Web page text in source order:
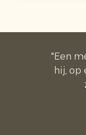
"Een
hij, op